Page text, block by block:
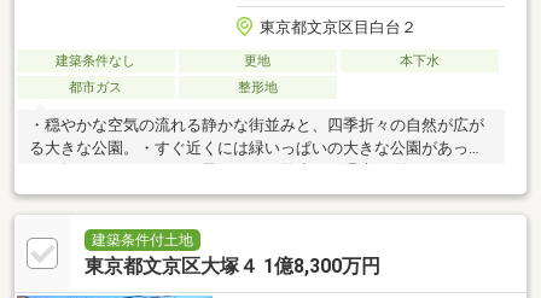
東京都文京区目白台２
建築条件なし 更地
本下水
都市ガス
整形地
・穏やかな空気の流れる静かな街並みと、四季折々の自然が広が
る大きな公園。・すぐ近くには緑いっぱいの大きな公園があっ
も最高のロケーションです！・すっきり端正な敷地形状は、都市
型のおしゃれな注文住宅にぴったり。・【建築条件なし】だか
ら、お好きなハウスメーカーや工務店と一緒に、こだわりをカタ
チにする楽しさを100%味わえます。・晴れた日は公園で思いっき
建築条件付土地
東京都文京区大塚４ 1億8,300万円